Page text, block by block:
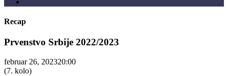
Recap
Prvenstvo Srbije 2022/2023
februar 26, 202320:00
(7. kolo)